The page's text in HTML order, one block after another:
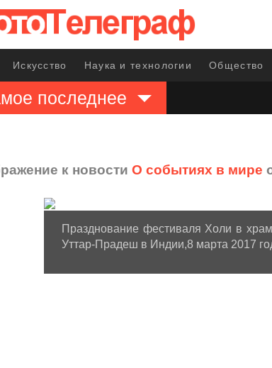
Искусство Наука и технологии Общество
последнее
к новости О событиях в мире
Празднование фестиваля Холи в
Уттар-Прадеш в Индии,8 марта 2017